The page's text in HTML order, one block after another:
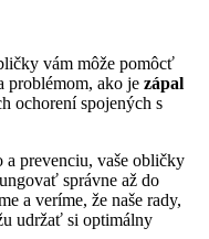
vám môže pomôcť
problémom, ako je zápal
ochorení spojených s
a prevenciu, vaše obličky
správne až do
a veríme, že naše rady,
udržať si optimálny